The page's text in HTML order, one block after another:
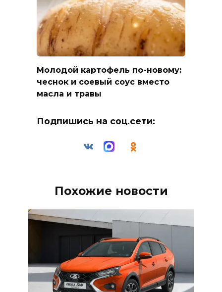
Молодой картофель по-новому:
чеснок и соевый соус вместо
масла и травы
Подпишись на соц.сети:
Похожие новости